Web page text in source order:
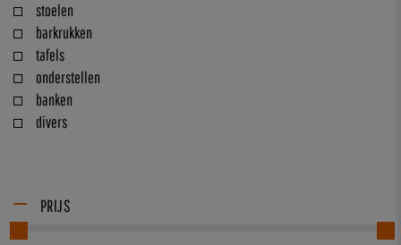
stoelen
barkrukken
tafels
onderstellen
banken
divers
PRIJS